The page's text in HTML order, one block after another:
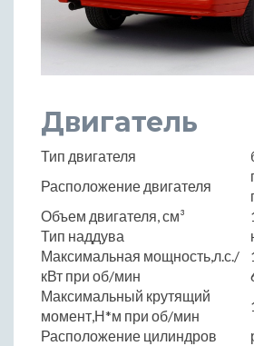
Двигатель
Тип двигателя
Расположение двигателя
Объем двигателя, см³
Тип наддува
Максимальная мощность,л.с./
кВт при об/мин
Максимальный крутящий
момент,Н*м при об/мин
Расположение цилиндров